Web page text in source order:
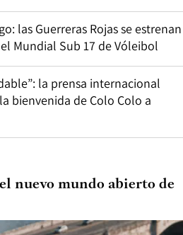
las Guerreras Rojas se estrenan
Mundial Sub 17 de Vóleibol
la prensa internacional
bienvenida de Colo Colo a
nuevo mundo abierto de